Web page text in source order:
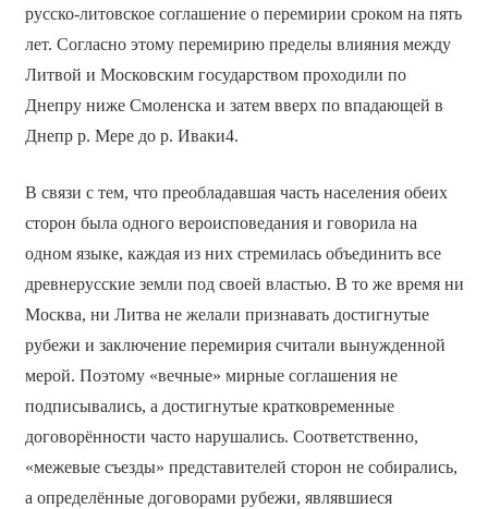
русско-литовское соглашение о перемирии сроком на пять
лет. Согласно этому перемирию пределы влияния между
Литвой и Московским государством проходили по
Днепру ниже Смоленска и затем вверх по впадающей в
Днепр р. Мере до р. Иваки4.
В связи с тем, что преобладавшая часть населения обеих
сторон была одного вероисповедания и говорила на
одном языке, каждая из них стремилась объединить все
древнерусские земли под своей властью. В то же время ни
Москва, ни Литва не желали признавать достигнутые
рубежи и заключение перемирия считали вынужденной
мерой. Поэтому «вечные» мирные соглашения не
подписывались, а достигнутые кратковременные
договорённости часто нарушались. Соответственно,
«межевые съезды» представителей сторон не собирались,
а определённые договорами рубежи, являвшиеся